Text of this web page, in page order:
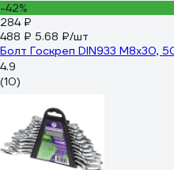
-42%
284 ₽
488 ₽ 5.68 ₽/шт
Болт Госкреп DIN933 М8х30,
4.9
(10)